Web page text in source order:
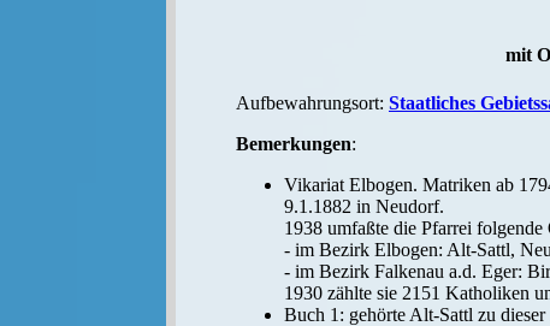
mit
Aufbewahrungsort: Staatliches
Bemerkungen:
Vikariat Elbogen. Matriken ab
9.1.1882 in Neudorf.
1938 umfaßte die Pfarrei folgende
- im Bezirk Elbogen: Alt-Sattl,
- im Bezirk Falkenau a.d. Eger:
1930 zählte sie 2151 Katholiken
Buch 1: gehörte Alt-Sattl zu